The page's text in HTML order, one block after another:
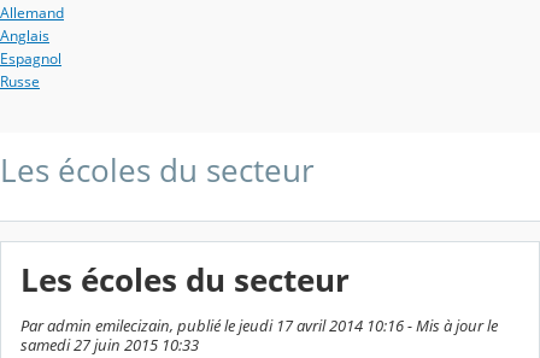
Allemand
Anglais
Espagnol
Russe
Les écoles du secteur
Les écoles du secteur
Par admin emilecizain, publié le jeudi 17 avril 2014 10:16 - Mis à jour le
samedi 27 juin 2015 10:33